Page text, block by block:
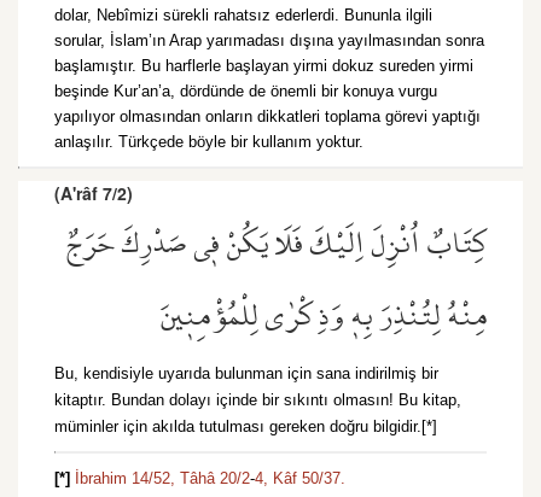
dolar, Nebîmizi sürekli rahatsız ederlerdi. Bununla ilgili
sorular, İslam’ın Arap yarımadası dışına yayılmasından sonra
başlamıştır. Bu harflerle başlayan yirmi dokuz sureden yirmi
beşinde Kur’an’a, dördünde de önemli bir konuya vurgu
yapılıyor olmasından onların dikkatleri toplama görevi yaptığı
anlaşılır. Türkçede böyle bir kullanım yoktur.
(A'râf 7/2)
كِتَابٌ اُنْزِلَ اِلَيْكَ فَلَا يَكُنْ ف۪ي صَدْرِكَ حَرَجٌ
مِنْهُ لِتُنْذِرَ بِه۪ وَذِكْرٰى لِلْمُؤْمِن۪ينَ
Bu, kendisiyle uyarıda bulunman için sana indirilmiş bir
kitaptır. Bundan dolayı içinde bir sıkıntı olmasın! Bu kitap,
müminler için akılda tutulması gereken doğru bilgidir.[*]
[*] İbrahim 14/52, Tâhâ 20/2-4, Kâf 50/37.